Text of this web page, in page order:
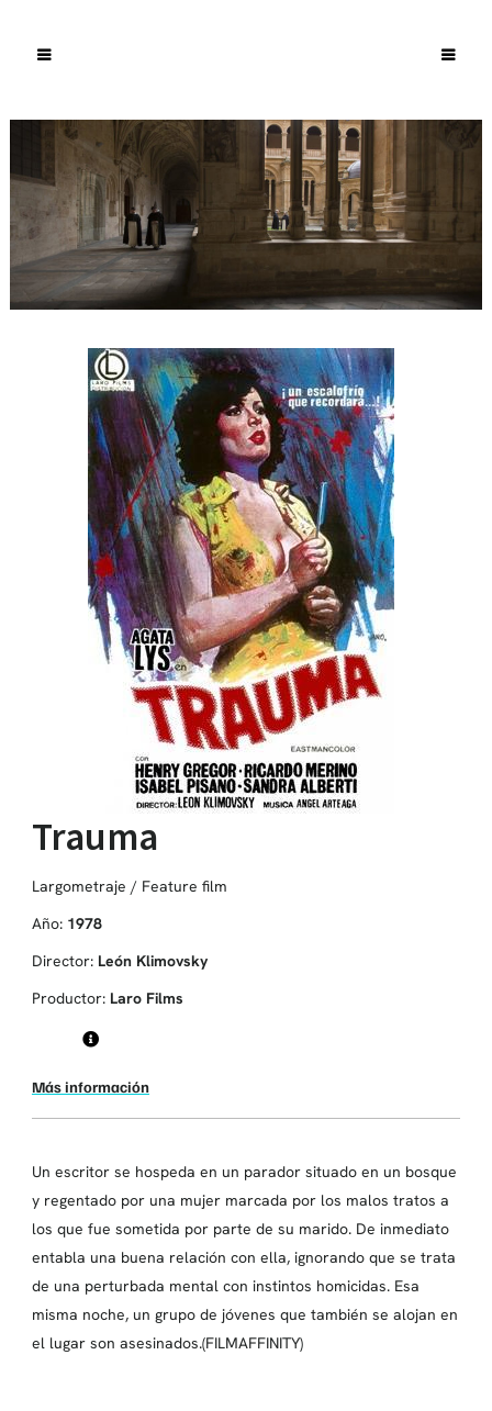
Trauma
Largometraje / Feature film
Año: 1978
Director: León Klimovsky
Productor: Laro Films
Más información
Un escritor se hospeda en un parador situado en un bosque
y regentado por una mujer marcada por los malos tratos a
los que fue sometida por parte de su marido. De inmediato
entabla una buena relación con ella, ignorando que se trata
de una perturbada mental con instintos homicidas. Esa
misma noche, un grupo de jóvenes que también se alojan en
el lugar son asesinados.(FILMAFFINITY)